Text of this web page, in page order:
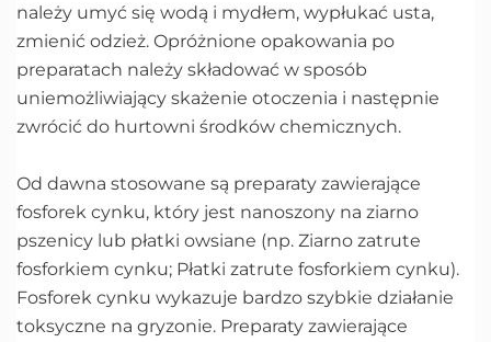
należy umyć się wodą i mydłem, wypłukać usta,
zmienić odzież. Opróżnione opakowania po
preparatach należy składować w sposób
uniemożliwiający skażenie otoczenia i następnie
zwrócić do hurtowni środków chemicznych.
Od dawna stosowane są preparaty zawierające
fosforek cynku, który jest nanoszony na ziarno
pszenicy lub płatki owsiane (np. Ziarno zatrute
fosforkiem cynku; Płatki zatrute fosforkiem cynku).
Fosforek cynku wykazuje bardzo szybkie działanie
toksyczne na gryzonie. Preparaty zawierające